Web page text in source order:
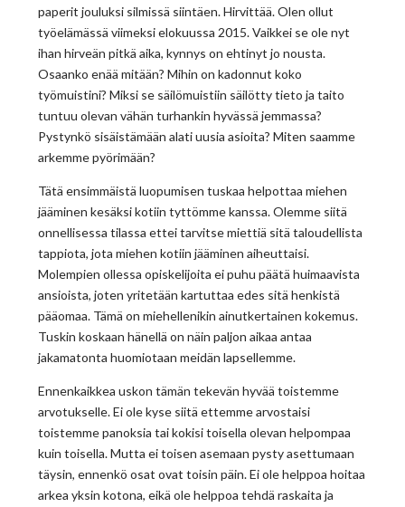
paperit jouluksi silmissä siintäen. Hirvittää. Olen ollut
työelämässä viimeksi elokuussa 2015. Vaikkei se ole nyt
ihan hirveän pitkä aika, kynnys on ehtinyt jo nousta.
Osaanko enää mitään? Mihin on kadonnut koko
työmuistini? Miksi se säilömuistiin säilötty tieto ja taito
tuntuu olevan vähän turhankin hyvässä jemmassa?
Pystynkö sisäistämään alati uusia asioita? Miten saamme
arkemme pyörimään?
Tätä ensimmäistä luopumisen tuskaa helpottaa miehen
jääminen kesäksi kotiin tyttömme kanssa. Olemme siitä
onnellisessa tilassa ettei tarvitse miettiä sitä taloudellista
tappiota, jota miehen kotiin jääminen aiheuttaisi.
Molempien ollessa opiskelijoita ei puhu päätä huimaavista
ansioista, joten yritetään kartuttaa edes sitä henkistä
pääomaa. Tämä on miehellenikin ainutkertainen kokemus.
Tuskin koskaan hänellä on näin paljon aikaa antaa
jakamatonta huomiotaan meidän lapsellemme.
Ennenkaikkea uskon tämän tekevän hyvää toistemme
arvotukselle. Ei ole kyse siitä ettemme arvostaisi
toistemme panoksia tai kokisi toisella olevan helpompaa
kuin toisella. Mutta ei toisen asemaan pysty asettumaan
täysin, ennenkö osat ovat toisin päin. Ei ole helppoa hoitaa
arkea yksin kotona, eikä ole helppoa tehdä raskaita ja